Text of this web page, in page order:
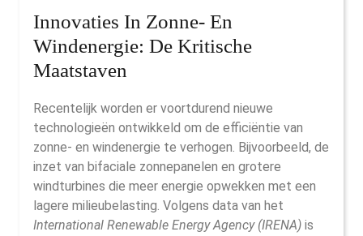
Innovaties In Zonne- En
Windenergie: De Kritische
Maatstaven
Recentelijk worden er voortdurend nieuwe
technologieën ontwikkeld om de efficiëntie van
zonne- en windenergie te verhogen. Bijvoorbeeld, de
inzet van bifaciale zonnepanelen en grotere
windturbines die meer energie opwekken met een
lagere milieubelasting. Volgens data van het
International Renewable Energy Agency (IRENA) is